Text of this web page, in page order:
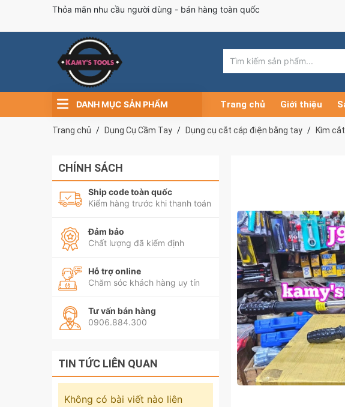
Thỏa mãn nhu cầu người dùng - bán hàng toàn quốc
DANH MỤC SẢN PHẨM Trang chủ Giới thiệu
Trang chủ Dụng Cụ Cầm Tay Dụng cụ cắt cáp điện bằng tay Kìm
CHÍNH SÁCH
Ship code toàn quốc
Kiểm hàng trước khi thanh toán
Đảm bảo
Chất lượng đã kiểm định
Hỗ trợ online
Chăm sóc khách hàng uy tín
Tư vấn bán hàng
0906.884.300
TIN TỨC LIÊN QUAN
Không có bài viết nào liên